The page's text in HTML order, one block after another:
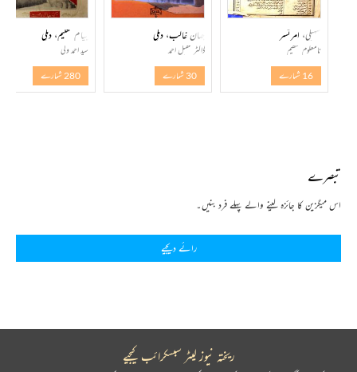
سہیلی، امرتسر
نامعلوم تنظیم
16 شمارے
جہان غالب، دہلی
ڈاکٹر عقیل احمد
30 شمارے
پیام تعلیم، دہلی
سید احمد ولی
280 شمارے
تبصرے
اس میگزین کا جائزہ لینے والے پہلے فرد بنیں۔
رائے دیجیے
ریختہ نیوز لیٹر سبسکرائب کیجیے